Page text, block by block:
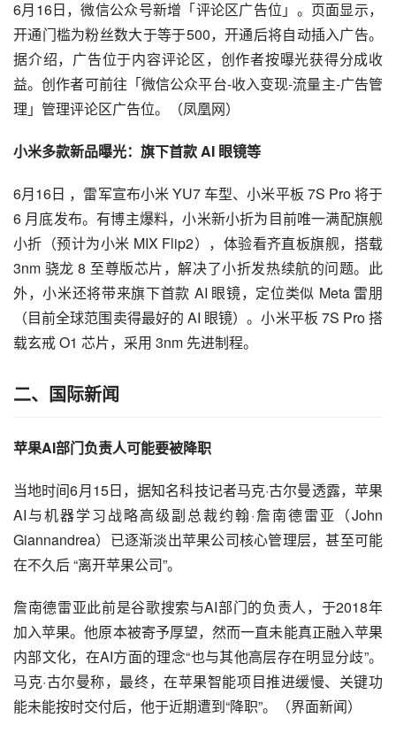
6月16日，微信公众号新增「评论区广告位」。页面显示，
开通门槛为粉丝数大于等于500，开通后将自动插入广告。
据介绍，广告位于内容评论区，创作者按曝光获得分成收
益。创作者可前往「微信公众平台-收入变现-流量主-广告管
理」管理评论区广告位。（凤凰网）
小米多款新品曝光：旗下首款 AI 眼镜等
6月16日 ，雷军宣布小米 YU7 车型、小米平板 7S Pro 将于
6 月底发布。有博主爆料，小米新小折为目前唯一满配旗舰
小折（预计为小米 MIX Flip2），体验看齐直板旗舰，搭载
3nm 骁龙 8 至尊版芯片，解决了小折发热续航的问题。此
外，小米还将带来旗下首款 AI 眼镜，定位类似 Meta 雷朋
（目前全球范围卖得最好的 AI 眼镜）。小米平板 7S Pro 搭
载玄戒 O1 芯片，采用 3nm 先进制程。
二、国际新闻
苹果AI部门负责人可能要被降职
当地时间6月15日，据知名科技记者马克·古尔曼透露，苹果
AI与机器学习战略高级副总裁约翰·詹南德雷亚（John
Giannandrea）已逐渐淡出苹果公司核心管理层，甚至可能
在不久后 “离开苹果公司”。
詹南德雷亚此前是谷歌搜索与AI部门的负责人，于2018年
加入苹果。他原本被寄予厚望，然而一直未能真正融入苹果
内部文化，在AI方面的理念“也与其他高层存在明显分歧”。
马克·古尔曼称，最终，在苹果智能项目推进缓慢、关键功
能未能按时交付后，他于近期遭到“降职”。（界面新闻）